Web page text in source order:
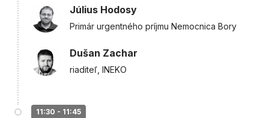
Július Hodosy
Primár urgentného príjmu Nemocnica Bory
Dušan Zachar
riaditeľ, INEKO
11:30 - 11:45